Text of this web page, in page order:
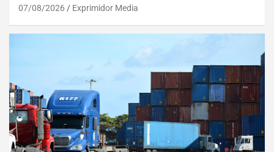
07/08/2026 Exprimidor Media